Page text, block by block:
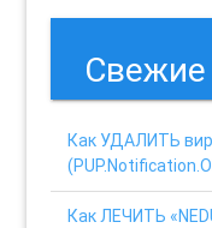
Свежие
Как УДАЛИТЬ
Как ЛЕЧИТЬ